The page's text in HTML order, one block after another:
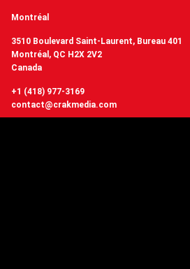
Montréal
3510 Boulevard Saint-Laurent, Bureau 401
Montréal, QC H2X 2V2
Canada
+1 (418) 977-3169
contact@crakmedia.com